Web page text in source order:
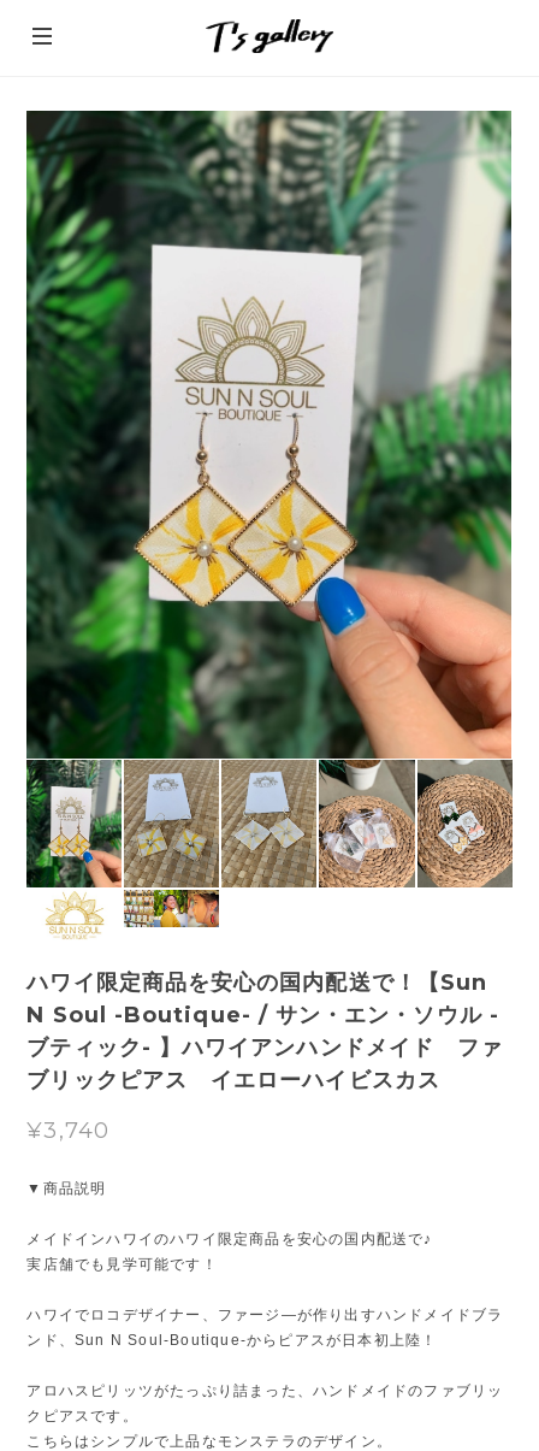
ハワイ限定商品を安心の国内配送で！【Sun
N Soul -Boutique- / サン・エン・ソウル -
ブティック- 】ハワイアンハンドメイド ファ
ブリックピアス イエローハイビスカス
¥3,740
▼商品説明
メイドインハワイのハワイ限定商品を安心の国内配送で♪
実店舗でも見学可能です！
ハワイでロコデザイナー、ファージ—が作り出すハンドメイドブラ
ンド、Sun N Soul-Boutique-からピアスが日本初上陸！
アロハスピリッツがたっぷり詰まった、ハンドメイドのファブリッ
クピアスです。
こちらはシンプルで上品なモンステラのデザイン。